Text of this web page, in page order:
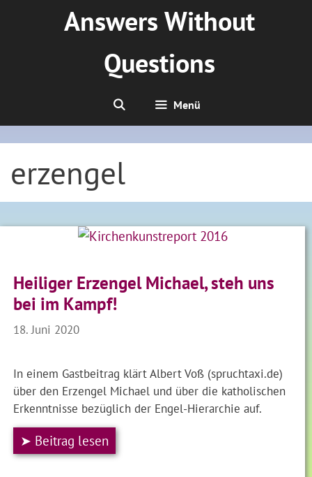
Answers Without
Questions
Menü
erzengel
Heiliger Erzengel Michael, steh uns
bei im Kampf!
18. Juni 2020
In einem Gastbeitrag klärt Albert Voß (spruchtaxi.de)
über den Erzengel Michael und über die katholischen
Erkenntnisse bezüglich der Engel-Hierarchie auf.
➤ Beitrag lesen